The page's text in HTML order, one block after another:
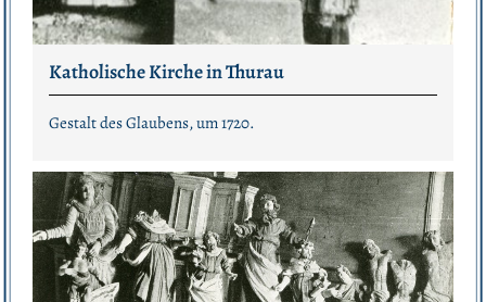
Katholische Kirche in Thurau
Gestalt des Glaubens, um 1720.